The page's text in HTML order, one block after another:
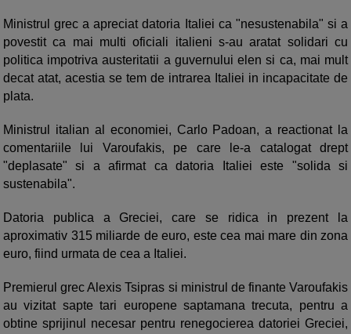
Ministrul grec a apreciat datoria Italiei ca "nesustenabila" si a
povestit ca mai multi oficiali italieni s-au aratat solidari cu
politica impotriva austeritatii a guvernului elen si ca, mai mult
decat atat, acestia se tem de intrarea Italiei in incapacitate de
plata.
Ministrul italian al economiei, Carlo Padoan, a reactionat la
comentariile lui Varoufakis, pe care le-a catalogat drept
"deplasate" si a afirmat ca datoria Italiei este "solida si
sustenabila".
Datoria publica a Greciei, care se ridica in prezent la
aproximativ 315 miliarde de euro, este cea mai mare din zona
euro, fiind urmata de cea a Italiei.
Premierul grec Alexis Tsipras si ministrul de finante Varoufakis
au vizitat sapte tari europene saptamana trecuta, pentru a
obtine sprijinul necesar pentru renegocierea datoriei Greciei,